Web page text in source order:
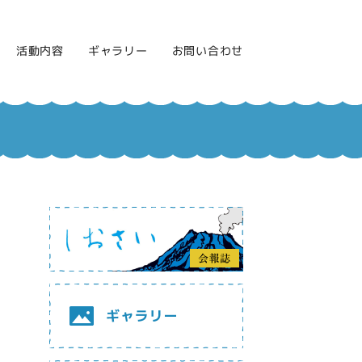
活動内容 ギャラリー お問い合わせ